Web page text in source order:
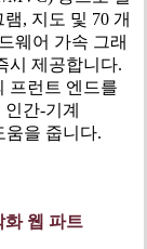
, 지도 및 70 개
웨어 가속 그래
시 제공합니다.
프런트 엔드를
간-기계
움을 줍니다.
화 웹 파트